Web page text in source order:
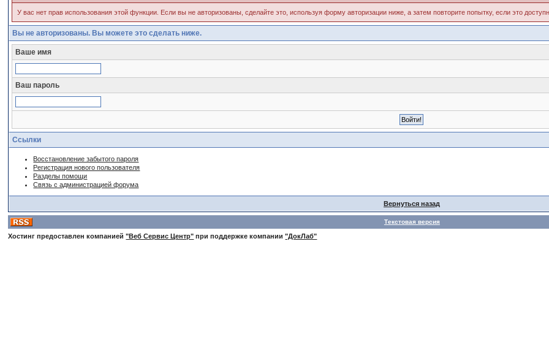
У вас нет прав использования этой функции. Если вы не авторизованы, сделайте это, используя форму авторизации ниже, а затем повторите попытку, если это
Вы не авторизованы. Вы можете это сделать ниже.
Ваше имя
Ваш пароль
Ссылки
Восстановление забытого пароля
Регистрация нового пользователя
Разделы помощи
Связь с администрацией форума
Вернуться назад
Текстовая версия
Хостинг предоставлен компанией"Веб Сервис Центр" при поддержке компании"ДокЛаб"